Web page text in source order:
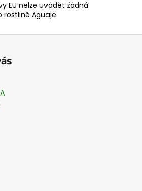
EU nelze uvádět žádná
Aguaje.